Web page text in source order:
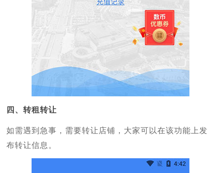
四、转租转让
如需遇到急事，需要转让店铺，大家可以在该功能上发
布转让信息。